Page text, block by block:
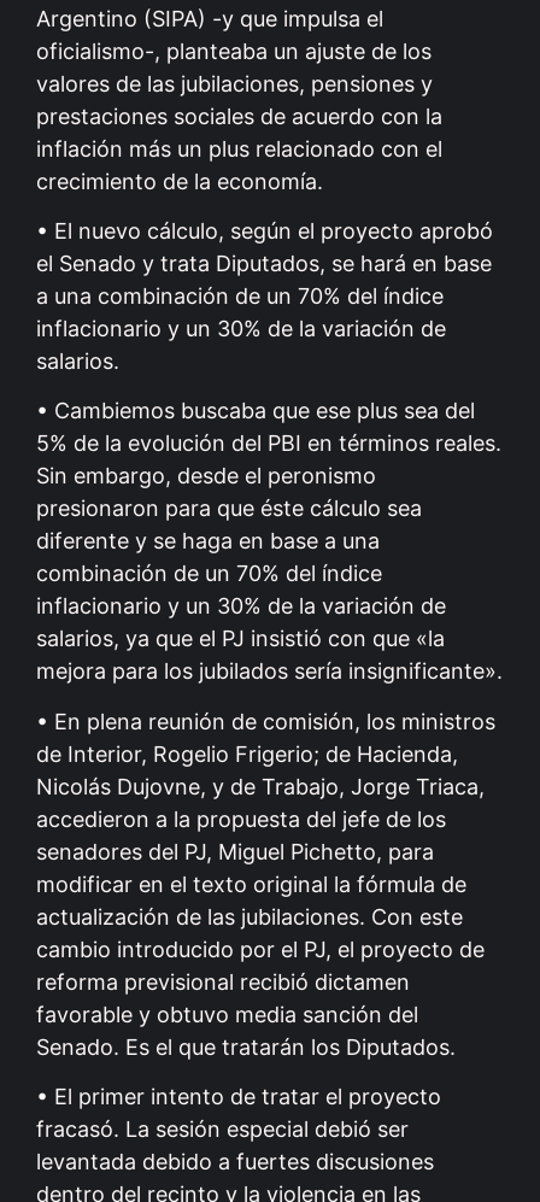
Argentino (SIPA) -y que impulsa el
oficialismo-, planteaba un ajuste de los
valores de las jubilaciones, pensiones y
prestaciones sociales de acuerdo con la
inflación más un plus relacionado con el
crecimiento de la economía.
• El nuevo cálculo, según el proyecto aprobó
el Senado y trata Diputados, se hará en base
a una combinación de un 70% del índice
inflacionario y un 30% de la variación de
salarios.
• Cambiemos buscaba que ese plus sea del
5% de la evolución del PBI en términos reales.
Sin embargo, desde el peronismo
presionaron para que éste cálculo sea
diferente y se haga en base a una
combinación de un 70% del índice
inflacionario y un 30% de la variación de
salarios, ya que el PJ insistió con que «la
mejora para los jubilados sería insignificante».
• En plena reunión de comisión, los ministros
de Interior, Rogelio Frigerio; de Hacienda,
Nicolás Dujovne, y de Trabajo, Jorge Triaca,
accedieron a la propuesta del jefe de los
senadores del PJ, Miguel Pichetto, para
modificar en el texto original la fórmula de
actualización de las jubilaciones. Con este
cambio introducido por el PJ, el proyecto de
reforma previsional recibió dictamen
favorable y obtuvo media sanción del
Senado. Es el que tratarán los Diputados.
• El primer intento de tratar el proyecto
fracasó. La sesión especial debió ser
levantada debido a fuertes discusiones
dentro del recinto y la violencia en las